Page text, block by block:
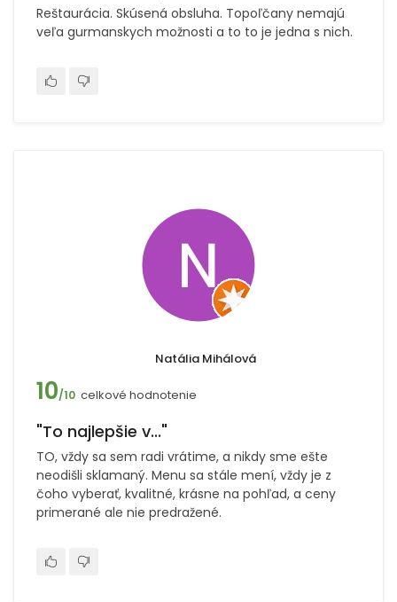
Reštaurácia. Skúsená obsluha. Topoľčany nemajú
veľa gurmanskych možnosti a to to je jedna s nich.
Natália Mihálová
10/10 celkové hodnotenie
"To najlepšie v..."
TO, vždy sa sem radi vrátime, a nikdy sme ešte
neodišli sklamaný. Menu sa stále mení, vždy je z
čoho vyberať, kvalitné, krásne na pohľad, a ceny
primerané ale nie predražené.